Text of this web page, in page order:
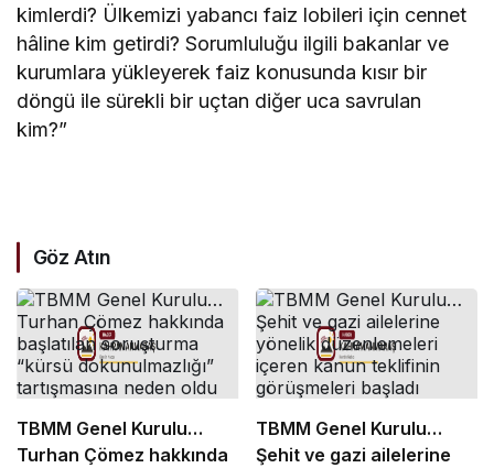
kimlerdi? Ülkemizi yabancı faiz lobileri için cennet
hâline kim getirdi? Sorumluluğu ilgili bakanlar ve
kurumlara yükleyerek faiz konusunda kısır bir
döngü ile sürekli bir uçtan diğer uca savrulan
kim?”
Göz Atın
TBMM Genel Kurulu…
Turhan Çömez hakkında
TBMM Genel Kurulu…
Şehit ve gazi ailelerine